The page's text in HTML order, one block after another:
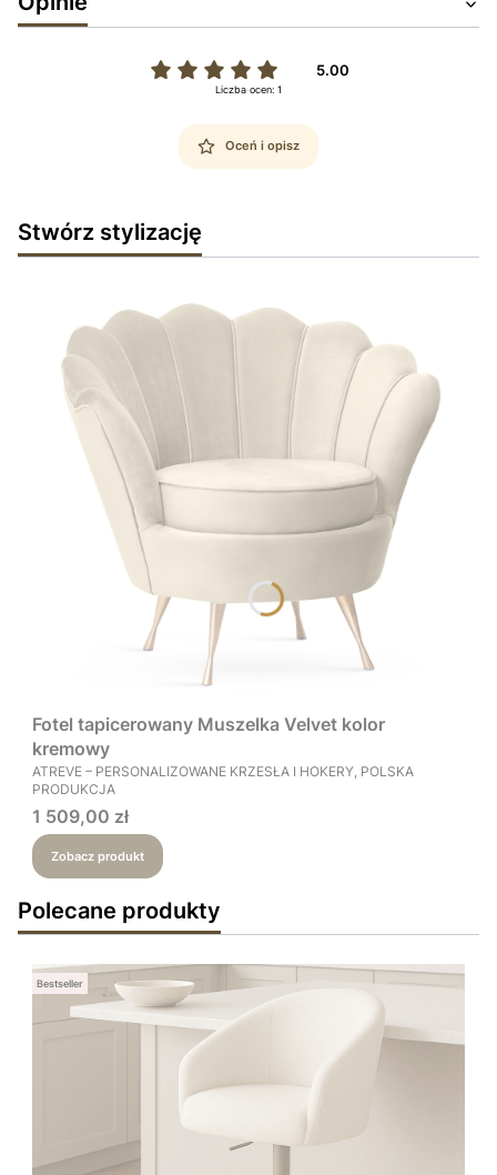
5.00
Liczba ocen: 1
Oceń i opisz
Stwórz stylizację
Fotel tapicerowany Muszelka Velvet kolor
kremowy
PRODUCENT
ATREVE – PERSONALIZOWANE KRZESŁA I HOKERY, POLSKA
PRODUKCJA
Cena
1 509,00 zł
Zobacz produkt
Polecane produkty
Bestseller